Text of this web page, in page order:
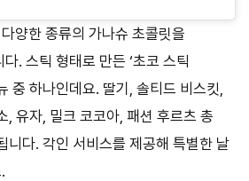
양한 종류의 가나슈 초콜릿을
. 스틱 형태로 만든 ‘초코 스틱
중 하나인데요. 딸기, 솔티드 비스킷,
, 유자, 밀크 코코아, 패션 후르츠 총
니다. 각인 서비스를 제공해 특별한 날